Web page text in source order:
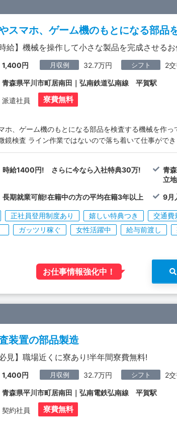
スマホ、ゲーム機のもとになる部品
時給】機械を操作して小さな製品を完成させる
1,400円 月収例 32.7万円 シフト 2
青森県平川市町居南田｜弘南鉄道弘南線 平賀駅
派遣社員 寮費無料
ホ、ゲーム機のもとになる部品を検査する機械を作
鏡検査 ライン作業ではないので落ち着いて仕事がで
時給1400円! さらに今なら入社特典30万!
青
立地
長期就業可能!在籍中の方の平均在籍3年以上 9月
正社員登用制度あり 嬉しい特典つき 交通費
ガッツリ稼ぐ 女性活躍中 給与前渡し
お仕事情報強化中！
装置の部品製造
見】職場近くに寮あり!半年間寮費無料!
1,400円 月収例 32.7万円 シフト 2
青森県平川市町居南田｜弘南電鉄弘南線 平賀駅
契約社員 寮費無料